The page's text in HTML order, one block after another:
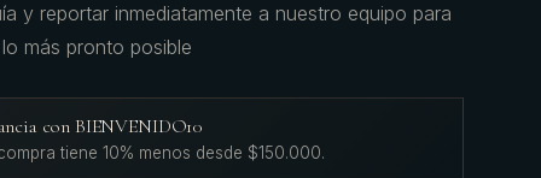
y reportar inmediatamente a nuestro equipo para
más pronto posible
con BIENVENIDO10
tiene 10% menos desde $150.000.